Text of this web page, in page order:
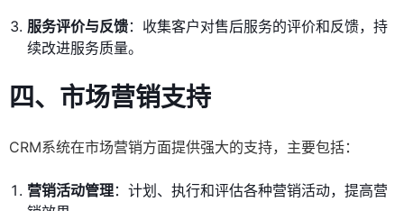
服务评价与反馈：收集客户对售后服务的评价和反馈，持
续改进服务质量。
四、市场营销支持
CRM系统在市场营销方面提供强大的支持，主要包括：
营销活动管理：计划、执行和评估各种营销活动，提高营